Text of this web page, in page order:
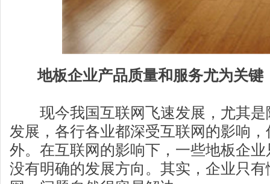
地板企业产品质量和服务尤为关键
现今我国互联网飞速发展，尤其是
发展，各行各业都深受互联网的影响
外。在互联网的影响下，一些地板企
没有明确的发展方向。其实，企业只